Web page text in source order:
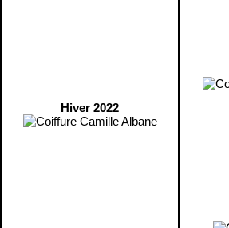
Hiver 2022